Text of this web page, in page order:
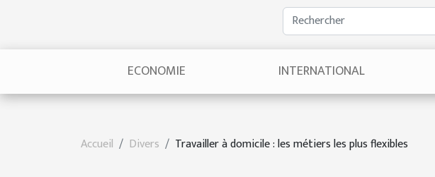
ECONOMIE INTERNATIONAL
Accueil Divers Travailler à domicile : les métiers les plus flexibles